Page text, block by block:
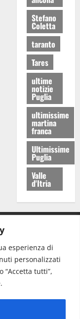
esperienza di
personalizzati
“Accetta tutti”,
Stefano
Coletta
taranto
Tares
ultime
notizie
Puglia
ultimissime
martina
franca
Ultimissime
Puglia
Valle
d'Itria